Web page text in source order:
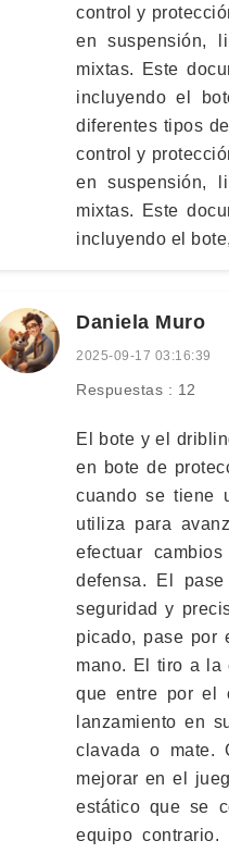
control y
en suspensión,
mixtas. Este
incluyendo el
diferentes tipos
control y
en suspensión,
mixtas. Este
incluyendo el
Daniela Muro
2025-09-17 03:16:39
Respuestas : 12
El bote y el
en bote de
cuando se tiene
utiliza para
efectuar
defensa. El
seguridad y
picado, pase por
mano. El tiro a la
que entre por el
lanzamiento en
clavada o mate.
mejorar en el
estático que se
equipo